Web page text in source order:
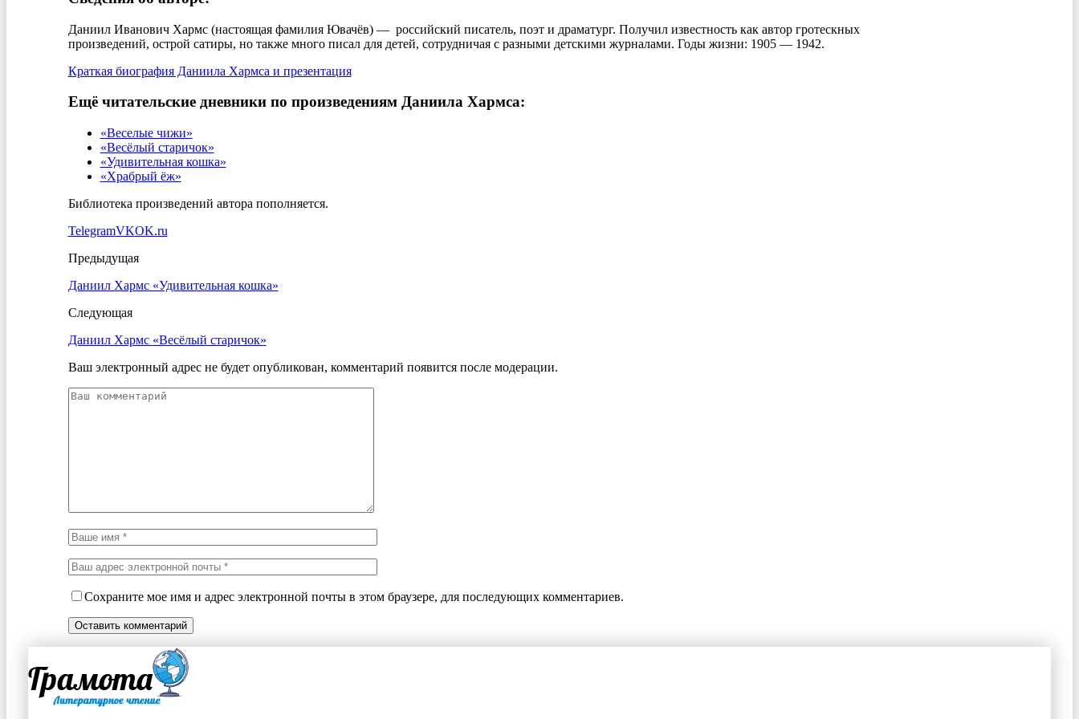
Даниил Иванович Хармс (настоящая фамилия Ювачёв) — российский писатель, поэт и драматург. Получил известность как автор гротескных
произведений, острой сатиры, но также много писал для детей, сотрудничая с разными детскими журналами. Годы жизни: 1905 — 1942.
Краткая биография Даниила Хармса и презентация
Ещё читательские дневники по произведениям Даниила Хармса:
«Веселые чижи»
«Весёлый старичок»
«Удивительная кошка»
«Храбрый ёж»
Библиотека произведений автора пополняется.
TelegramVKOK.ru
Предыдущая
Даниил Хармс «Удивительная кошка»
Следующая
Даниил Хармс «Весёлый старичок»
Ваш электронный адрес не будет опубликован, комментарий появится после модерации.
Сохраните мое имя и адрес электронной почты в этом браузере, для последующих комментариев.